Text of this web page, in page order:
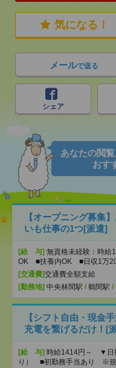
気になる！
メールで送る
シェア
あなたの閲
おす
【オープニング募集
いも仕事の1つ[派遣]
[給 与] 無資格未経験：時
OK ■扶養内OK ■日収1万
[交通費]交通費全額支給
[勤務地] 中央林間駅 / 鶴間駅 /
【シフト自由・現金
充電を繋げるだけ！[
[給 与] 時給1414円～ ▼日
り） ■初勤務手当あり ※規